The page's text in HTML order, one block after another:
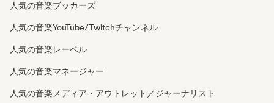
人気の音楽ブッカーズ
人気の音楽YouTube/Twitchチャンネル
人気の音楽レーベル
人気の音楽マネージャー
人気の音楽メディア・アウトレット／ジャーナリスト